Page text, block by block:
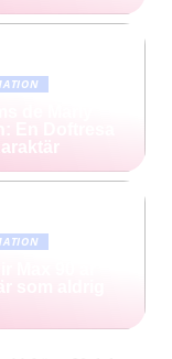
En Doftresa